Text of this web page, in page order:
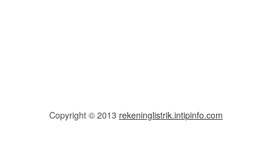
Copyright © 2013 rekeninglistrik.intipinfo.com